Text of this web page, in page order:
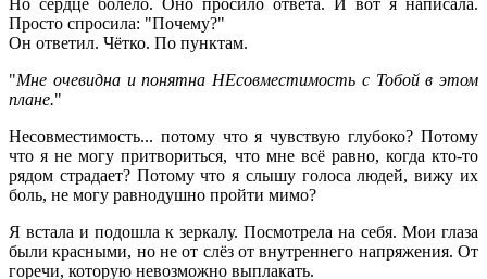
Просто спросила: "Почему?"
Он ответил. Чётко. По пунктам.
"Мне очевидна и понятна НЕсовместимость с Тобой в этом
плане."
Несовместимость... потому что я чувствую глубоко? Потому
что я не могу притвориться, что мне всё равно, когда кто-то
рядом страдает? Потому что я слышу голоса людей, вижу их
боль, не могу равнодушно пройти мимо?
Я встала и подошла к зеркалу. Посмотрела на себя. Мои глаза
были красными, но не от слёз от внутреннего напряжения. От
горечи, которую невозможно выплакать.